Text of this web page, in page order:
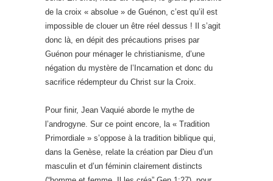
de la croix « absolue » de Guénon, c’est qu’il est
impossible de clouer un être réel dessus ! Il s’agit
donc là, en dépit des précautions prises par
Guénon pour ménager le christianisme, d’une
négation du mystère de l’Incarnation et donc du
sacrifice rédempteur du Christ sur la Croix.
Pour finir, Jean Vaquié aborde le mythe de
l’androgyne. Sur ce point encore, la « Tradition
Primordiale » s’oppose à la tradition biblique qui,
dans la Genèse, relate la création par Dieu d’un
masculin et d’un féminin clairement distincts